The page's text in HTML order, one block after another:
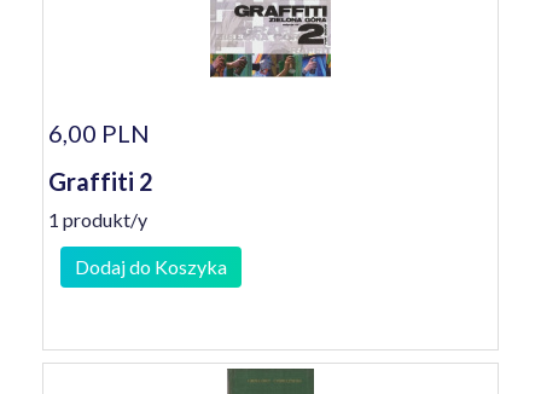
6,00 PLN
Graffiti 2
1 produkt/y
Dodaj do Koszyka